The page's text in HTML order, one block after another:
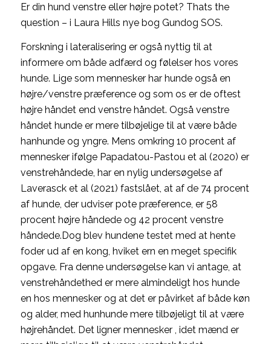
Er din hund venstre eller højre potet? Thats the
question – i Laura Hills nye bog Gundog SOS.
Forskning i lateralisering er også nyttig til at
informere om både adfærd og følelser hos vores
hunde. Lige som mennesker har hunde også en
højre/venstre præference og som os er de oftest
højre håndet end venstre håndet. Også venstre
håndet hunde er mere tilbøjelige til at være både
hanhunde og yngre. Mens omkring 10 procent af
mennesker ifølge Papadatou-Pastou et al (2020) er
venstrehåndede, har en nylig undersøgelse af
Laverasck et al (2021) fastslået, at af de 74 procent
af hunde, der udviser pote præference, er 58
procent højre håndede og 42 procent venstre
håndede.Dog blev hundene testet med at hente
foder ud af en kong, hviket ern en meget specifik
opgave. Fra denne undersøgelse kan vi antage, at
venstrehåndethed er mere almindeligt hos hunde
en hos mennesker og at det er påvirket af både køn
og alder, med hunhunde mere tilbøjeligt til at være
højrehåndet. Det ligner mennesker , idet mænd er